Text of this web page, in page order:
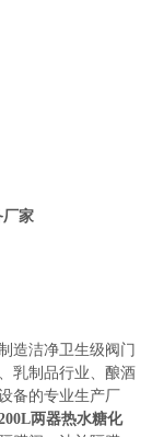
厂家
造洁净卫生级阀门
乳制品行业、酿酒
备的专业生产厂
两器热水糖化